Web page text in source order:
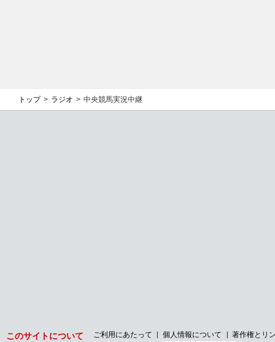
トップ ラジオ 中央競馬実況中継
このサイトについて ご利用にあたって 個人情報について
著作権とリ